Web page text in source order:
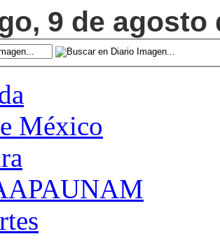
9 de agosto
México